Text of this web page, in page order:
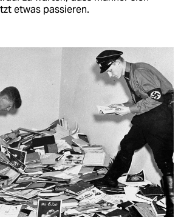
etwas passieren.